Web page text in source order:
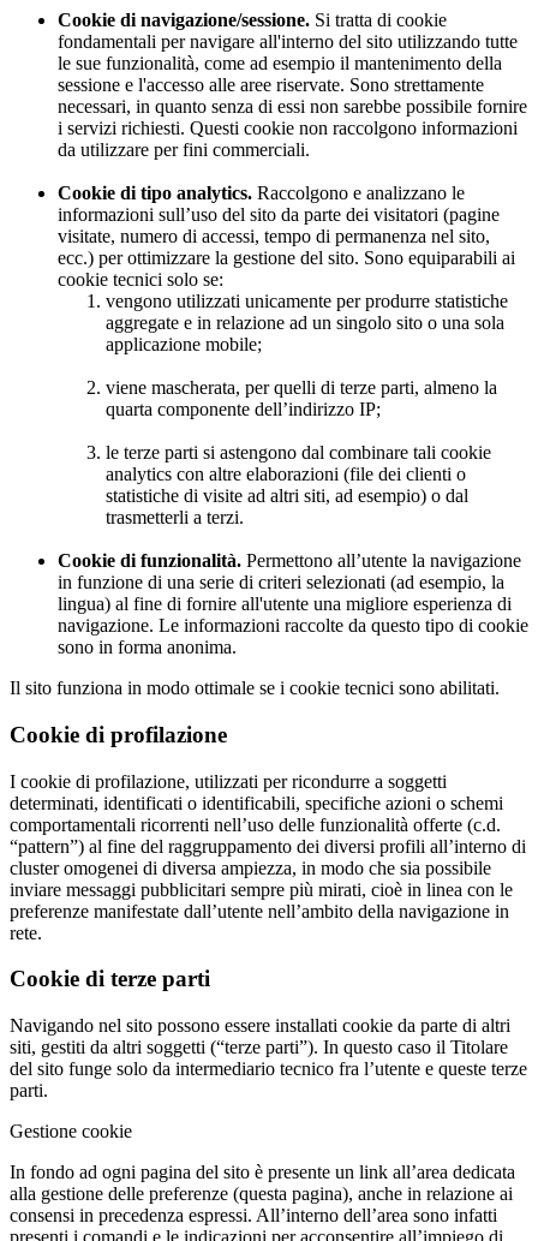
Cookie di navigazione/sessione. Si tratta di cookie
fondamentali per navigare all'interno del sito utilizzando tutte
le sue funzionalità, come ad esempio il mantenimento della
sessione e l'accesso alle aree riservate. Sono strettamente
necessari, in quanto senza di essi non sarebbe possibile fornire
i servizi richiesti. Questi cookie non raccolgono informazioni
da utilizzare per fini commerciali.
Cookie di tipo analytics. Raccolgono e analizzano le
informazioni sull’uso del sito da parte dei visitatori (pagine
visitate, numero di accessi, tempo di permanenza nel sito,
ecc.) per ottimizzare la gestione del sito. Sono equiparabili ai
cookie tecnici solo se:
vengono utilizzati unicamente per produrre statistiche
aggregate e in relazione ad un singolo sito o una sola
applicazione mobile;
viene mascherata, per quelli di terze parti, almeno la
quarta componente dell’indirizzo IP;
le terze parti si astengono dal combinare tali cookie
analytics con altre elaborazioni (file dei clienti o
statistiche di visite ad altri siti, ad esempio) o dal
trasmetterli a terzi.
Cookie di funzionalità. Permettono all’utente la navigazione
in funzione di una serie di criteri selezionati (ad esempio, la
lingua) al fine di fornire all'utente una migliore esperienza di
navigazione. Le informazioni raccolte da questo tipo di cookie
sono in forma anonima.
Il sito funziona in modo ottimale se i cookie tecnici sono abilitati.
Cookie di profilazione
I cookie di profilazione, utilizzati per ricondurre a soggetti
determinati, identificati o identificabili, specifiche azioni o schemi
comportamentali ricorrenti nell’uso delle funzionalità offerte (c.d.
“pattern”) al fine del raggruppamento dei diversi profili all’interno di
cluster omogenei di diversa ampiezza, in modo che sia possibile
inviare messaggi pubblicitari sempre più mirati, cioè in linea con le
preferenze manifestate dall’utente nell’ambito della navigazione in
rete.
Cookie di terze parti
Navigando nel sito possono essere installati cookie da parte di altri
siti, gestiti da altri soggetti (“terze parti”). In questo caso il Titolare
del sito funge solo da intermediario tecnico fra l’utente e queste terze
parti.
Gestione cookie
In fondo ad ogni pagina del sito è presente un link all’area dedicata
alla gestione delle preferenze (questa pagina), anche in relazione ai
consensi in precedenza espressi. All’interno dell’area sono infatti
presenti i comandi e le indicazioni per acconsentire all’impiego di